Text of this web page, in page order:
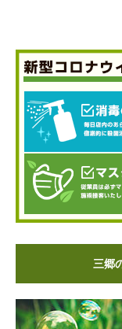
三郷